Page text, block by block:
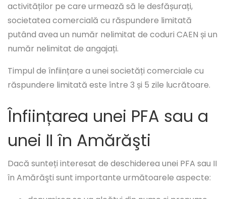
activităților pe care urmează să le desfășurați,
societatea comercială cu răspundere limitată
putând avea un număr nelimitat de coduri CAEN și un
număr nelimitat de angajați.
Timpul de înființare a unei societăți comerciale cu
răspundere limitată este între 3 și 5 zile lucrătoare.
Înființarea unei PFA sau a
unei II în Amărăşti
Dacă sunteți interesat de deschiderea unei PFA sau II
în Amărăşti sunt importante următoarele aspecte: